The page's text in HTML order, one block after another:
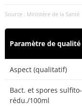
Source : Ministère de la Santé
Paramètre de qualité
Aspect (qualitatif)
Bact. et spores sulfito-
rédu./100ml